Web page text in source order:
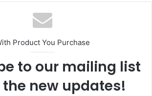
Product You Purchase
to our mailing list
new updates!